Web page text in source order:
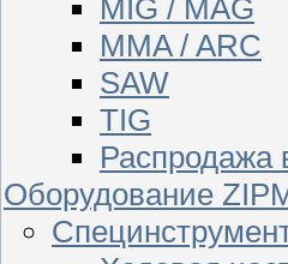
MIG / MAG
MMA / ARC
SAW
TIG
Распродажа
Оборудование